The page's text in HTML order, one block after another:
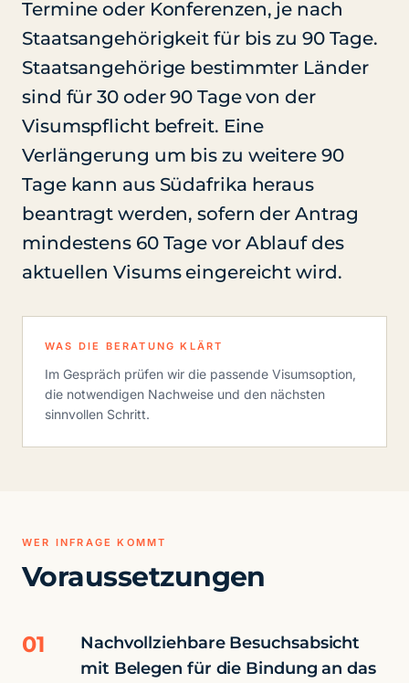
Termine oder Konferenzen, je nach
Staatsangehörigkeit für bis zu 90 Tage.
Staatsangehörige bestimmter Länder
sind für 30 oder 90 Tage von der
Visumspflicht befreit. Eine
Verlängerung um bis zu weitere 90
Tage kann aus Südafrika heraus
beantragt werden, sofern der Antrag
mindestens 60 Tage vor Ablauf des
aktuellen Visums eingereicht wird.
WAS DIE BERATUNG KLÄRT
Im Gespräch prüfen wir die passende Visumsoption,
die notwendigen Nachweise und den nächsten
sinnvollen Schritt.
WER INFRAGE KOMMT
Voraussetzungen
01
Nachvollziehbare Besuchsabsicht
mit Belegen für die Bindung an das